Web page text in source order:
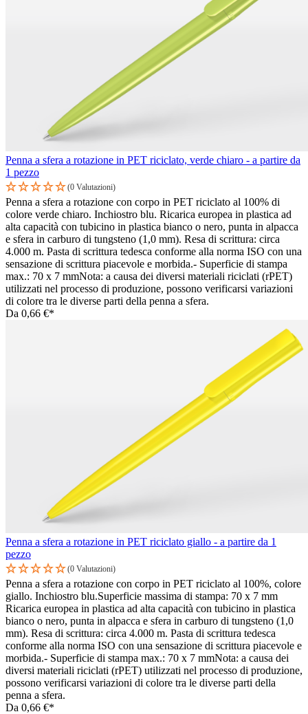
Penna a sfera a rotazione in PET riciclato, verde chiaro - a partire da
1 pezzo
(0 Valutazioni)
Penna a sfera a rotazione con corpo in PET riciclato al 100% di
colore verde chiaro. Inchiostro blu. Ricarica europea in plastica ad
alta capacità con tubicino in plastica bianco o nero, punta in alpacca
e sfera in carburo di tungsteno (1,0 mm). Resa di scrittura: circa
4.000 m. Pasta di scrittura tedesca conforme alla norma ISO con una
sensazione di scrittura piacevole e morbida.- Superficie di stampa
max.: 70 x 7 mmNota: a causa dei diversi materiali riciclati (rPET)
utilizzati nel processo di produzione, possono verificarsi variazioni
di colore tra le diverse parti della penna a sfera.
Da 0,66 €*
Penna a sfera a rotazione in PET riciclato giallo - a partire da 1
pezzo
(0 Valutazioni)
Penna a sfera a rotazione con corpo in PET riciclato al 100%, colore
giallo. Inchiostro blu.Superficie massima di stampa: 70 x 7 mm
Ricarica europea in plastica ad alta capacità con tubicino in plastica
bianco o nero, punta in alpacca e sfera in carburo di tungsteno (1,0
mm). Resa di scrittura: circa 4.000 m. Pasta di scrittura tedesca
conforme alla norma ISO con una sensazione di scrittura piacevole e
morbida.- Superficie di stampa max.: 70 x 7 mmNota: a causa dei
diversi materiali riciclati (rPET) utilizzati nel processo di produzione,
possono verificarsi variazioni di colore tra le diverse parti della
penna a sfera.
Da 0,66 €*